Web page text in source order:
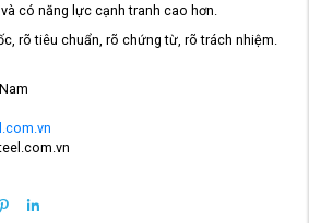
có năng lực cạnh tranh cao hơn.
rõ tiêu chuẩn, rõ chứng từ, rõ trách nhiệm.